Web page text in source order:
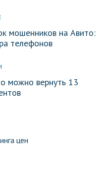
мошенников на Авито:
телефонов
можно вернуть 13